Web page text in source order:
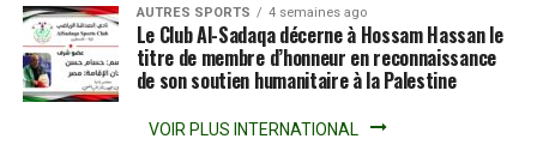
AUTRES SPORTS 4 semaines ago
Le Club Al-Sadaqa décerne à Hossam Hassan le
titre de membre d’honneur en reconnaissance
de son soutien humanitaire à la Palestine
VOIR PLUS INTERNATIONAL